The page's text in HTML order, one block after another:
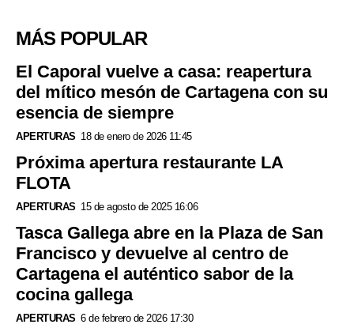
MÁS POPULAR
El Caporal vuelve a casa: reapertura
del mítico mesón de Cartagena con su
esencia de siempre
APERTURAS 18 de enero de 2026 11:45
Próxima apertura restaurante LA
FLOTA
APERTURAS 15 de agosto de 2025 16:06
Tasca Gallega abre en la Plaza de San
Francisco y devuelve al centro de
Cartagena el auténtico sabor de la
cocina gallega
APERTURAS 6 de febrero de 2026 17:30